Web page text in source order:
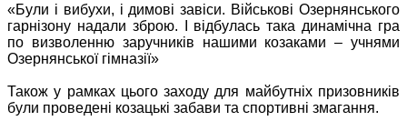
«Були і вибухи, і димові завіси. Військові Озернянського
гарнізону надали зброю. І відбулась така динамічна гра
по визволенню заручників нашими козаками – учнями
Озернянської гімназії»
Також у рамках цього заходу для майбутніх призовників
були проведені козацькі забави та спортивні змагання.